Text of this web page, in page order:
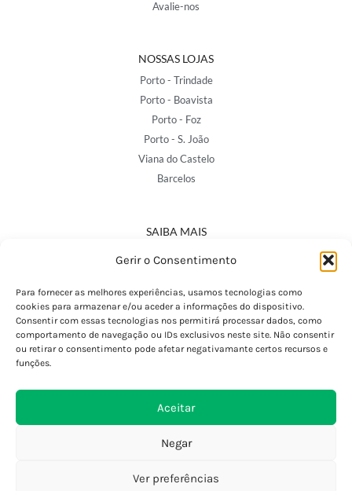
Gerir o Consentimento
Para fornecer as melhores experiências, usamos tecnologias como
cookies para armazenar e/ou aceder a informações do dispositivo.
Consentir com essas tecnologias nos permitirá processar dados, como
comportamento de navegação ou IDs exclusivos neste site. Não consentir
ou retirar o consentimento pode afetar negativamante certos recursos e
funções.
Aceitar
Negar
Ver preferências
Avalie-nos
NOSSAS LOJAS
Porto - Trindade
Porto - Boavista
Porto - Foz
Porto - S. João
Viana do Castelo
Barcelos
SAIBA MAIS
Política de Privacidade
Termos e Condições
Perguntas Frequentes
Custos de Envio
Encomendas Internacionais
Devoluções e Trocas